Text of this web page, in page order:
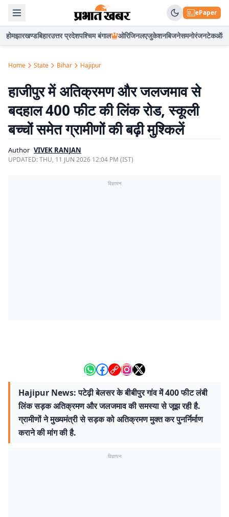
ePaper
होमझारखण्डबिहारउत्तर प्रदेशपश्चिम बंगाल ओरिजिनलएजुकेशनबिजनेसमनोरंजनटेकऑटो
Home State Bihar Hajipur
हाजीपुर में अतिक्रमण और जलजमाव से
बदहाल 400 फीट की लिंक रोड, स्कूली
बच्चों समेत ग्रामीणों की बढ़ी मुश्किलें
Author VIVEK RANJAN
UPDATED:THU, 11 JUN 2026 12:04 PM (IST)
विज्ञापन
Hajipur News: पटेढ़ी बेलसर के बीबीपुर गांव में 400 फीट लंबी
लिंक सड़क अतिक्रमण और जलजमाव की समस्या से जूझ रही है.
ग्रामीणों ने मुख्यमंत्री से सड़क को अतिक्रमण मुक्त कर पुनर्निर्माण
कराने की मांग की है.
विज्ञापन